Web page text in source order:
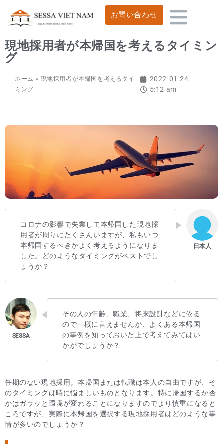
お問い合わせ
現地採用者が本帰国を考えるタイミン
グ
ホーム » 現地採用者が本帰国を考えるタイ
ミング
2022-01-24
5:12 am
コロナの影響で失業して本帰国した現地採
用者が周りにたくさんいますが、私もいつ
本帰国するべきかよく考えるようになりま
した。どのようなタイミングがベストでし
ょうか？
その人の年齢、職業、将来設計などに依る
ので一概に言えませんが、よくある本帰国
の事例を知っておいた上で考えてみてはい
かがでしょうか？
任期のない現地採用。本帰国または転職は本人の自由ですが、そ
のタイミングは時に悩ましいものとなります。特に帰国するか否
かはガラッと環境が変わることになりますのでより慎重になると
ころですが、実際に本帰国を選択する現地採用者はどのような事
情が多いのでしょうか？